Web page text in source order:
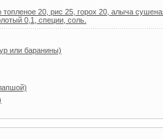
20, рис 25, горох 20, алыча
0,1, специи, соль.
или баранины)